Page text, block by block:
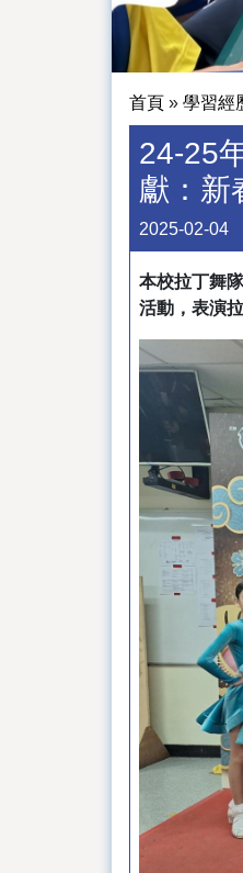
首頁 » 學習經
24-25
獻：新
2025-02-04
本校拉丁舞
活動，表演